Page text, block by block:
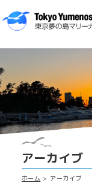
アーカイブ
ホーム アーカイブ